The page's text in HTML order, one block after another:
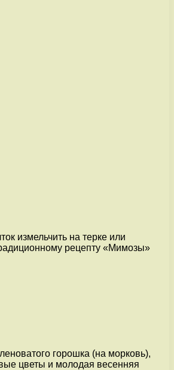
измельчить на терке или
рецепту «Мимозы»
горошка (на морковь),
цветы и молодая весенняя